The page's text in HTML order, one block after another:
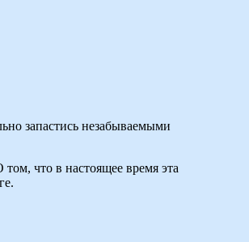
запастись незабываемыми
что в настоящее время эта